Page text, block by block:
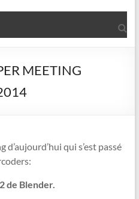
MEETING
qui s’est passé
de Blender.